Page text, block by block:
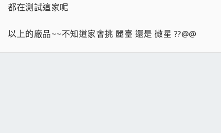
都在測試這家呢
以上的廠品~~不知道家會挑 麗臺 還是 微星 ??@@